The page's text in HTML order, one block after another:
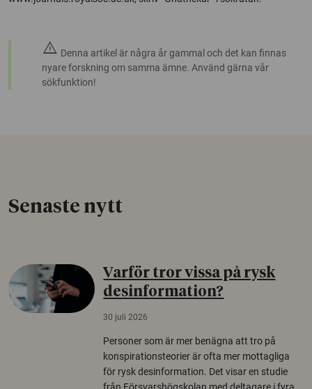
warning Denna artikel är några år gammal och det kan finnas
nyare forskning om samma ämne. Använd gärna vår
sökfunktion!
Senaste nytt
Varför tror vissa på rysk
desinformation?
30 juli 2026
Personer som är mer benägna att tro på
konspirationsteorier är ofta mer mottagliga
för rysk desinformation. Det visar en studie